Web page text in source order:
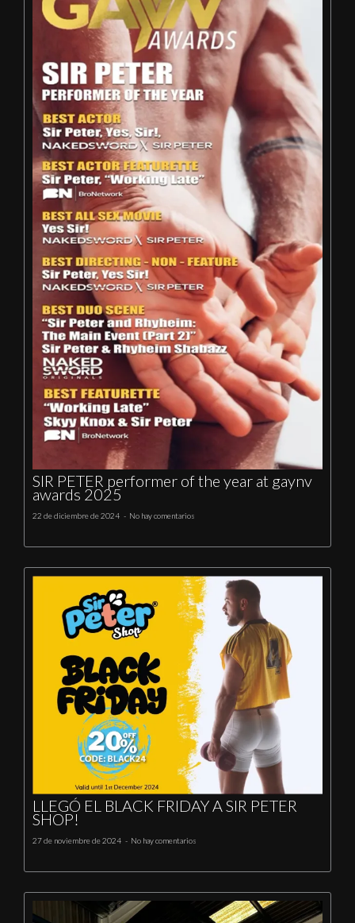
SIR PETER performer of the year at gaynv
awards 2025
22 de diciembre de 2024 No hay comentarios
LLEGÓ EL BLACK FRIDAY A SIR PETER
SHOP!
27 de noviembre de 2024 No hay comentarios